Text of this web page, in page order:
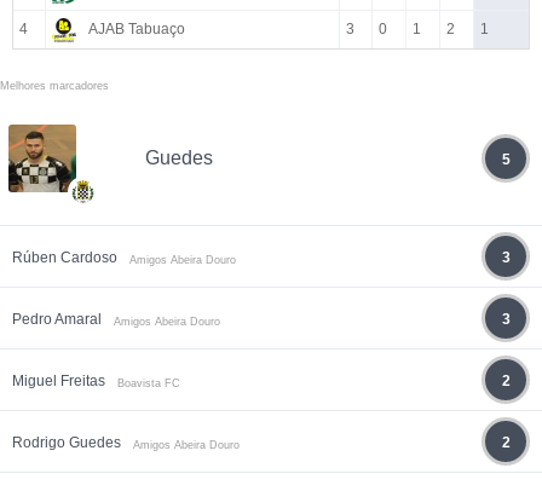
4 AJAB Tabuaço 3 0 1 2 1
Melhores marcadores
Guedes 5
Rúben Cardoso Amigos Abeira Douro 3
Pedro Amaral Amigos Abeira Douro 3
Miguel Freitas Boavista FC 2
Rodrigo Guedes Amigos Abeira Douro 2